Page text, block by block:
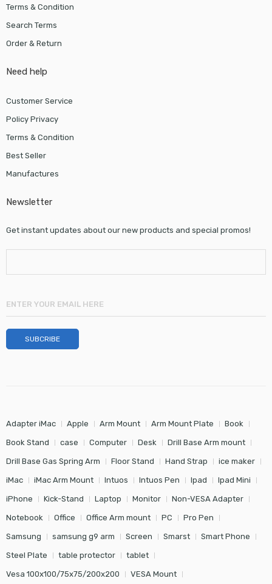
Terms & Condition
Search Terms
Order & Return
Need help
Customer Service
Policy Privacy
Terms & Condition
Best Seller
Manufactures
Newsletter
Get instant updates about our new products and special promos!
Adapter iMac Apple Arm Mount Arm Mount Plate Book
Book Stand case Computer Desk Drill Base Arm mount
Drill Base Gas Spring Arm Floor Stand Hand Strap ice maker
iMac iMac Arm Mount Intuos Intuos Pen Ipad Ipad Mini
iPhone Kick-Stand Laptop Monitor Non-VESA Adapter
Notebook Office Office Arm mount PC Pro Pen
Samsung samsung g9 arm Screen Smarst Smart Phone
Steel Plate table protector tablet
Vesa 100x100/75x75/200x200 VESA Mount